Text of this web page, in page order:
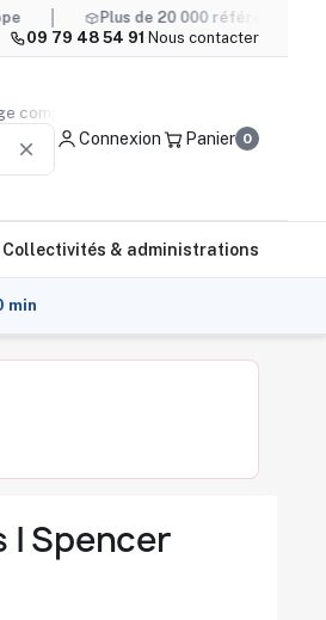
Plus de 20 000 références, marquage
09 79 48 54 91 · Nous contacter
compris
clear Connexion Panier 0
Collectivités & administrations
min
| Spencer